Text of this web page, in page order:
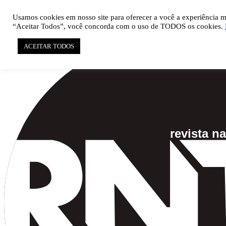
 pauta@revistati.com.br
Usamos cookies em nosso site para oferecer a você a experiência
“Aceitar Todos”, você concorda com o uso de TODOS os cookies.
ACEITAR TODOS